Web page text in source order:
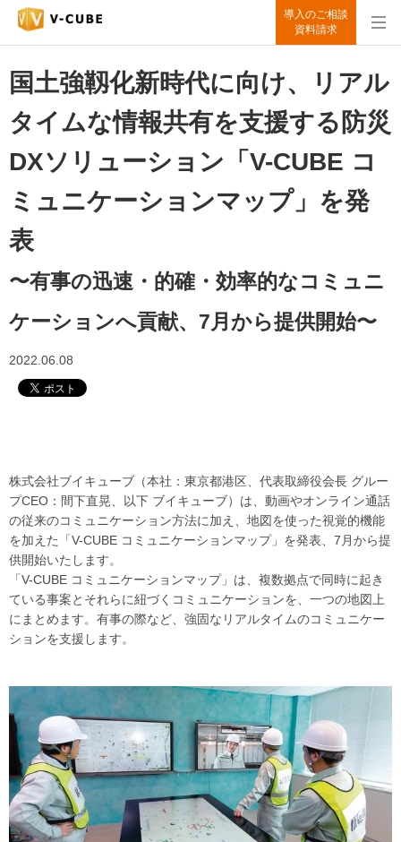
導入のご相談
資料請求
国土強靱化新時代に向け、リアル
タイムな情報共有を支援する防災
DXソリューション「V-CUBE コ
ミュニケーションマップ」を発
表
〜有事の迅速・的確・効率的なコミュニ
ケーションへ貢献、7月から提供開始〜
2022.06.08
株式会社ブイキューブ（本社：東京都港区、代表取締役会長 グルー
プCEO：間下直晃、以下 ブイキューブ）は、動画やオンライン通話
の従来のコミュニケーション方法に加え、地図を使った視覚的機能
を加えた「V-CUBE コミュニケーションマップ」を発表、7月から提
供開始いたします。
「V-CUBE コミュニケーションマップ」は、複数拠点で同時に起き
ている事案とそれらに紐づくコミュニケーションを、一つの地図上
にまとめます。有事の際など、強固なリアルタイムのコミュニケー
ションを支援します。